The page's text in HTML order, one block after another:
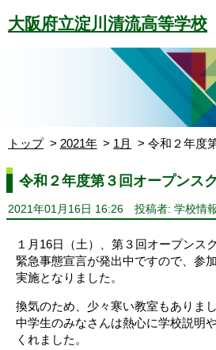
大阪府立淀川清流高等学校
トップ 2021年 1月 令和２年度
令和２年度第３回オープンス
2021年01月16日 16:26 投稿者: 学校情
１月16日（土）、第３回オープンス
緊急事態宣言が発出中ですので、参
実施となりました。
換気のため、少々寒い教室もありま
中学生のみなさんは熱心に学校説明
くれました。